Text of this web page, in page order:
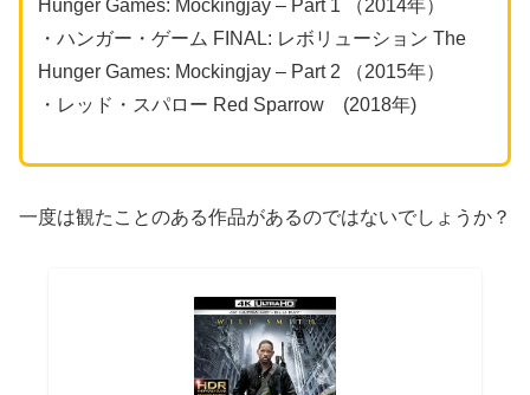
Hunger Games: Mockingjay – Part 1 （2014年）
・ハンガー・ゲーム FINAL: レボリューション The
Hunger Games: Mockingjay – Part 2 （2015年）
・レッド・スパロー Red Sparrow (2018年)
一度は観たことのある作品があるのではないでしょうか？